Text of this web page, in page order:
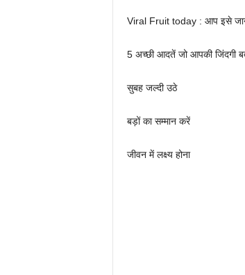
Viral Fruit today : आप इसे
5 अच्छी आदतें जो आपकी जिंदगी
सुबह जल्दी उठे
बड़ों का सम्मान करें
जीवन में लक्ष्य होना